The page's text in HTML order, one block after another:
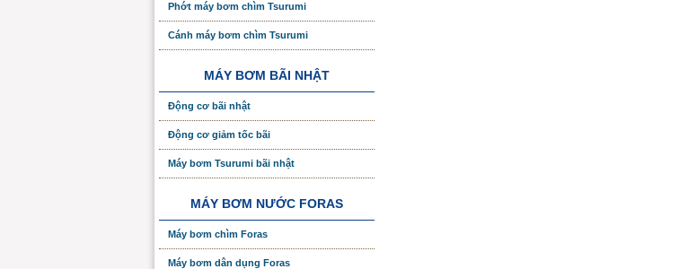
Phớt máy bơm chìm Tsurumi
Cánh máy bơm chìm Tsurumi
MÁY BƠM BÃI NHẬT
Động cơ bãi nhật
Động cơ giảm tốc bãi
Máy bơm Tsurumi bãi nhật
MÁY BƠM NƯỚC FORAS
Máy bơm chìm Foras
Máy bơm dân dụng Foras